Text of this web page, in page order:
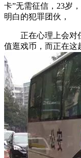
卡”无需征信，23岁
明白的犯罪团伙，
正在心理上会对任
值逛戏币，而正在这